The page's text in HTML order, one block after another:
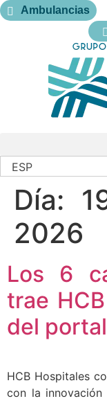
Ambulancias
ESP
Día:
2026
Los 6
trae
del
HCB Hospitales
con la